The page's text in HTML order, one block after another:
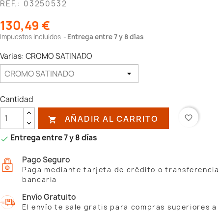
REF.: 03250532
130,49 €
Impuestos incluidos Entrega entre 7 y 8 días
Varias: CROMO SATINADO
Cantidad
 AÑADIR AL CARRITO favorite_border
 Entrega entre 7 y 8 días
Pago Seguro
Paga mediante tarjeta de crédito o transferencia
bancaria
Envío Gratuito
El envío te sale gratis para compras superiores a